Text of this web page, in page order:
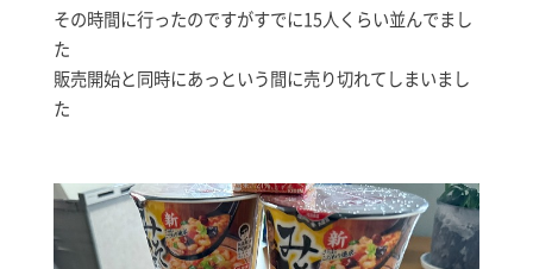
その時間に行ったのですがすでに15人くらい並んでまし
た
販売開始と同時にあっという間に売り切れてしまいまし
た